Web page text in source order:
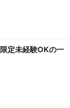
定未経験OKの一